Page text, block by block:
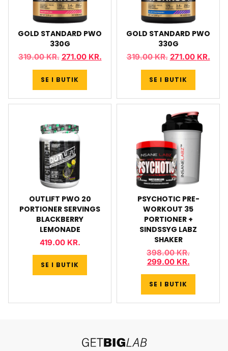
GOLD STANDARD PWO
330G
319.00KR. 271.00 KR.
SE I BUTIK
GOLD STANDARD PWO
330G
319.00KR. 271.00 KR.
SE I BUTIK
OUTLIFT PWO 20
PORTIONER SERVINGS
BLACKBERRY
LEMONADE
419.00 KR.
SE I BUTIK
PSYCHOTIC PRE-
WORKOUT 35
PORTIONER +
SINDSSYG LABZ
SHAKER
398.00KR.
299.00 KR.
SE I BUTIK